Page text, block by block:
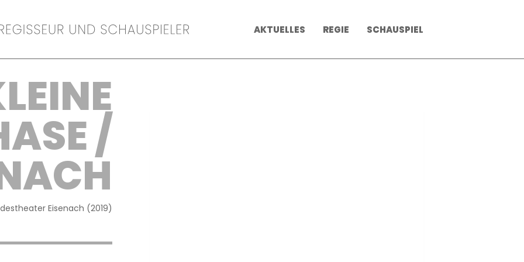
AKTUELLES REGIE SCHAUSPIEL
/
Eisenach (2019)